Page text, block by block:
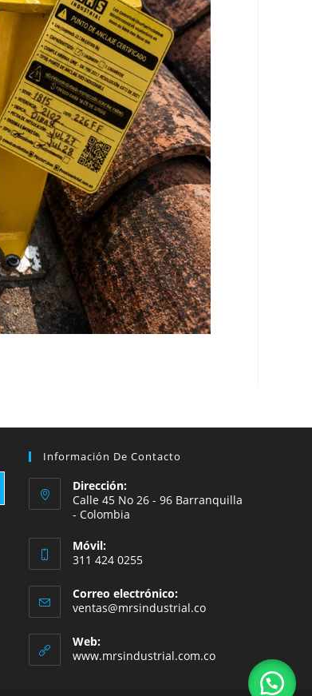
Información De Contacto
Dirección:
Calle 45 No 26 - 96 Barranquilla
- Colombia
Móvil:
311 424 0255
Correo electrónico:
ventas@mrsindustrial.co
Web:
www.mrsindustrial.com.co